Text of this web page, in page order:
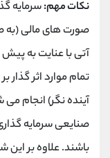
نکات مهم:سرمایه
صورت های مالی (به
آتی با عنایت به
تمام موارد اثر
آینده نگر) انجام
صنایعی سرمایه
باشند. علاوه بر این